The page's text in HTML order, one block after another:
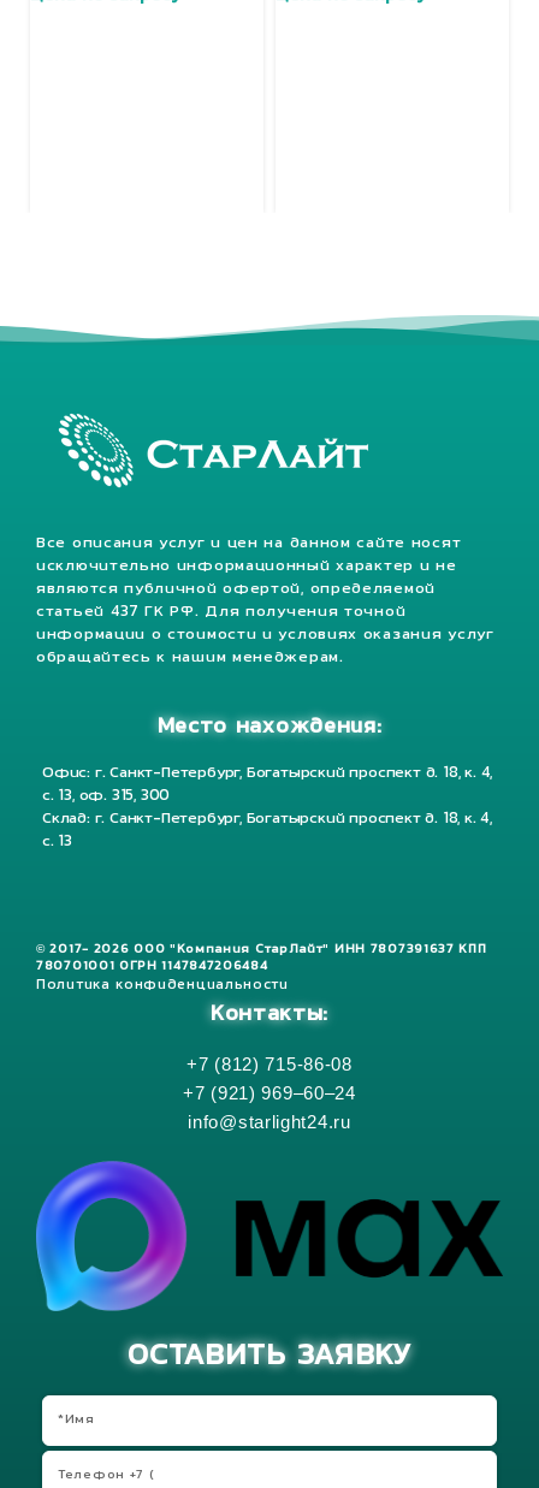
Все описания услуг и цен на данном сайте носят
исключительно информационный характер и не
являются публичной офертой, определяемой
статьей 437 ГК РФ. Для получения точной
информации о стоимости и условиях оказания услуг
обращайтесь к нашим менеджерам.
Место нахождения:
Офис: г. Санкт-Петербург, Богатырский проспект д. 18, к. 4,
с. 13, оф. 315, 300
Склад: г. Санкт-Петербург, Богатырский проспект д. 18, к. 4,
с. 13
© 2017- 2026 ООО "Компания СтарЛайт" ИНН 7807391637 КПП
780701001 ОГРН 1147847206484
Политика конфиденциальности
Контакты:
+7 (812) 715-86-08
+7 (921) 969–60–24
info@starlight24.ru
ОСТАВИТЬ ЗАЯВКУ